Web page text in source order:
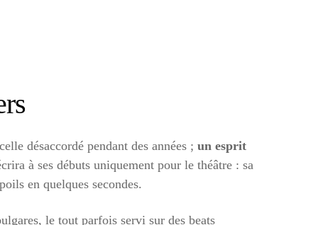
désaccordé pendant des années ; un esprit
à ses débuts uniquement pour le théâtre : sa
en quelques secondes.
le tout parfois servi sur des beats